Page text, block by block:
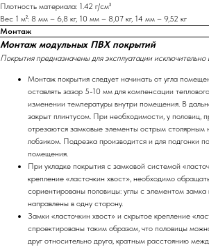
Плотность материала: 1.42 г/см³
Вес 1 м²: 8 мм – 6,8 кг, 10 мм – 8,07 кг, 14 мм – 9,52 кг
Монтаж
Монтаж модульных ПВХ покрытий
Покрытия предназначены для эксплуатации
Монтаж покрытия следует начинать от угла
оставлять зазор 5-10 мм для компенсации
изменении температуры внутри помещения. В
закрыт плинтусом. При необходимости, у половиц,
отрезаются замковые элементы острым столярным
лобзиком. Подрезка производится и для подгонки
помещения.
При укладке покрытия с замковой системой
крепление «ласточкин хвост», необходимо
сориентированы половицы: углы с элементом
направлены в одну сторону.
Замки «ласточкин хвост» и скрытое крепление
спроектированы таким образом, что половицы
друг относительно друга, кратным расстоянию